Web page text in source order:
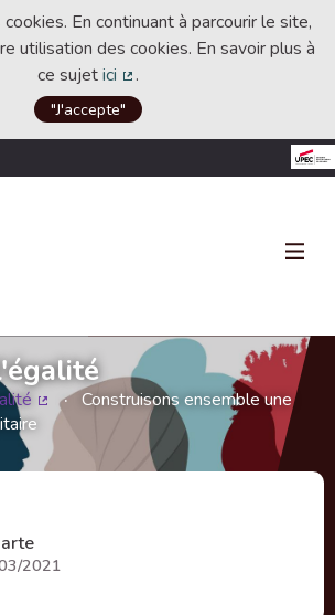
En continuant à parcourir le site,
utilisation des cookies. En savoir plus à
ce sujetici
(Lien externe)
.
"J'accepte"
(Lien externe)
Construisons ensemble une
2021